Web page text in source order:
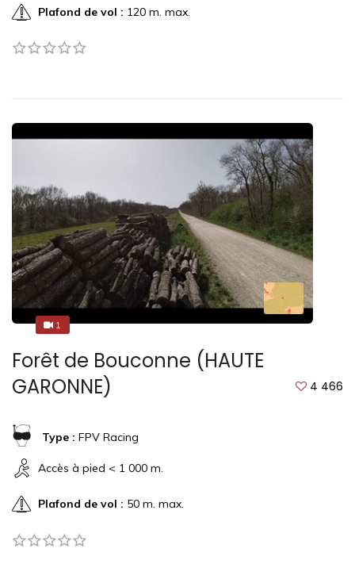
Plafond de vol : 120 m. max.
1
1
Forêt de Bouconne (HAUTE
GARONNE)
4 466
Type : FPV Racing
Accès à pied < 1 000 m.
Plafond de vol : 50 m. max.